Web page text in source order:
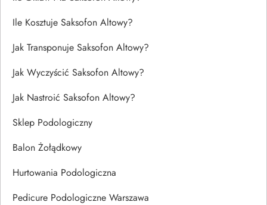
Ile Kosztuje Saksofon Altowy?
Jak Transponuje Saksofon Altowy?
Jak Wyczyścić Saksofon Altowy?
Jak Nastroić Saksofon Altowy?
Sklep Podologiczny
Balon Żołądkowy
Hurtowania Podologiczna
Pedicure Podologiczne Warszawa